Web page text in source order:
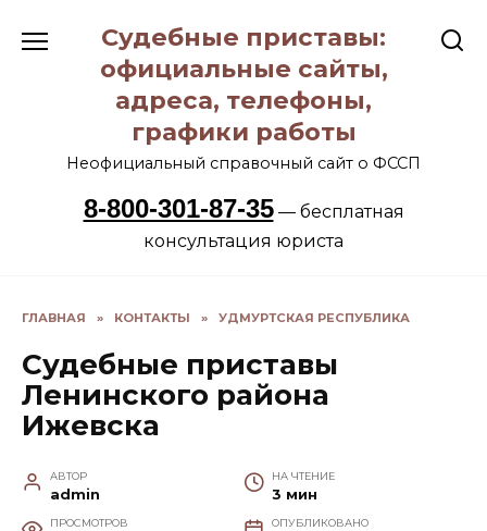
содержанию
Судебные приставы:
официальные сайты,
адреса, телефоны,
графики работы
Неофициальный справочный сайт о ФССП
8-800-301-87-35— бесплатная
консультация юриста
ГЛАВНАЯ » КОНТАКТЫ » УДМУРТСКАЯ РЕСПУБЛИКА
Судебные приставы
Ленинского района
Ижевска
АВТОР
admin
НА ЧТЕНИЕ
3 мин
ПРОСМОТРОВ ОПУБЛИКОВАНО